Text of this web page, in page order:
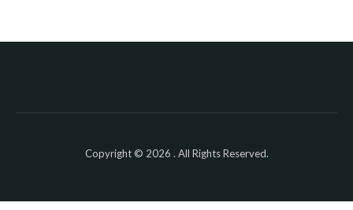
Copyright © 2026 . All Rights Reserved.